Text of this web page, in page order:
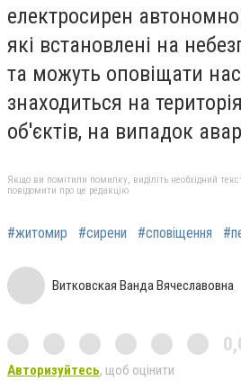
електросирен
які встановлені на
та можуть оповіщати
знаходиться на
об'єктів, на випадок
Якщо ви помітили помилку, виділіть необхідний
повідомити про це редакцію
#житомир #сирени #сповіщення
Витковская Ванда Вячеславовна
Авторизуйтесь, щоб оцінити